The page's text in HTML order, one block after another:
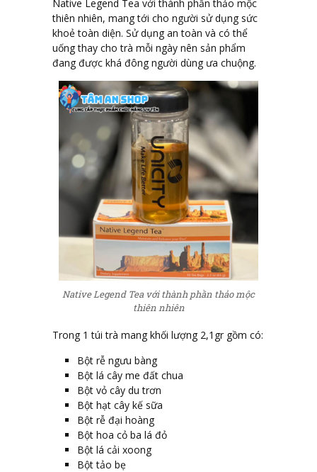
Native Legend Tea với thành phần thảo mộc
thiên nhiên, mang tới cho người sử dụng sức
khoẻ toàn diện. Sử dụng an toàn và có thể
uống thay cho trà mỗi ngày nên sản phẩm
đang được khá đông người dùng ưa chuộng.
Native Legend Tea với thành phần thảo mộc
thiên nhiên
Trong 1 túi trà mang khối lượng 2,1gr gồm có:
Bột rễ ngưu bàng
Bột lá cây me đất chua
Bột vỏ cây du trơn
Bột hạt cây kế sữa
Bột rễ đại hoàng
Bột hoa cỏ ba lá đỏ
Bột lá cải xoong
Bột tảo bẹ